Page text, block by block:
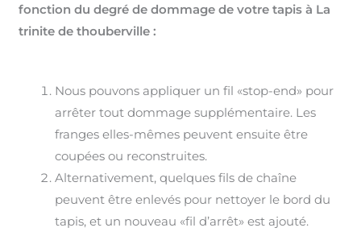
fonction du degré de dommage de votre tapis à La
trinite de thouberville :
Nous pouvons appliquer un fil «stop-end» pour
arrêter tout dommage supplémentaire. Les
franges elles-mêmes peuvent ensuite être
coupées ou reconstruites.
Alternativement, quelques fils de chaîne
peuvent être enlevés pour nettoyer le bord du
tapis, et un nouveau «fil d’arrêt» est ajouté.